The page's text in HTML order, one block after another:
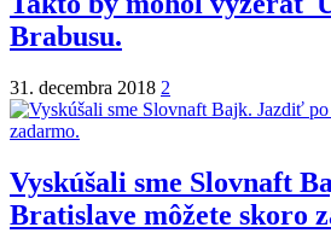
Brabusu.
31. decembra 2018 2
Vyskúšali sme Slovnaft
Bratislave môžete skoro